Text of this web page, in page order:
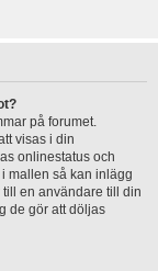
på forumet.
visas i din
onlinestatus och
mallen så kan inlägg
en användare till din
de gör att döljas